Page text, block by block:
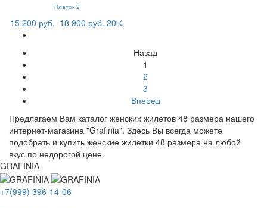
Платок 2
15 200 руб. 18 900 руб. 20%
Назад
1
2
3
Вперед
Предлагаем Вам каталог женских жилетов 48 размера нашего
интернет-магазина "Grafinia". Здесь Вы всегда можете
подобрать и купить женские жилетки 48 размера на любой
вкус по недорогой цене.
GRAFINIA
+7(999) 396-14-06